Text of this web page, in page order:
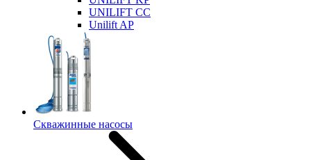
UNILIFT CC
Unilift AP
Скважинные насосы